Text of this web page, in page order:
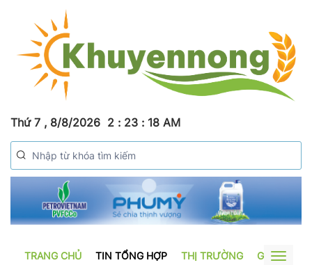
Thứ 7 , 8/8/2026 2 : 23 : 19 AM
TRANG CHỦ TIN TỔNG HỢP THỊ TRƯỜNG GƯƠNG
Toggle